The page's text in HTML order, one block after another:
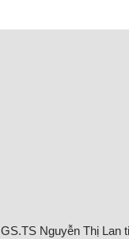
GS.TS Nguyễn Thị Lan